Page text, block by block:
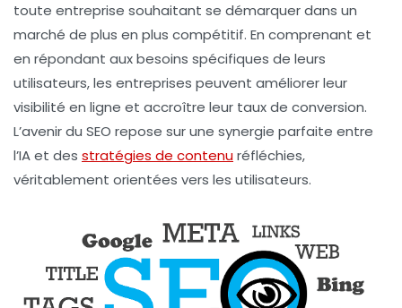
toute entreprise souhaitant se démarquer dans un
marché de plus en plus compétitif. En comprenant et
en répondant aux besoins spécifiques de leurs
utilisateurs, les entreprises peuvent améliorer leur
visibilité en ligne et accroître leur taux de conversion.
L’avenir du SEO repose sur une synergie parfaite entre
l’IA et des stratégies de contenuréfléchies,
véritablement orientées vers les utilisateurs.